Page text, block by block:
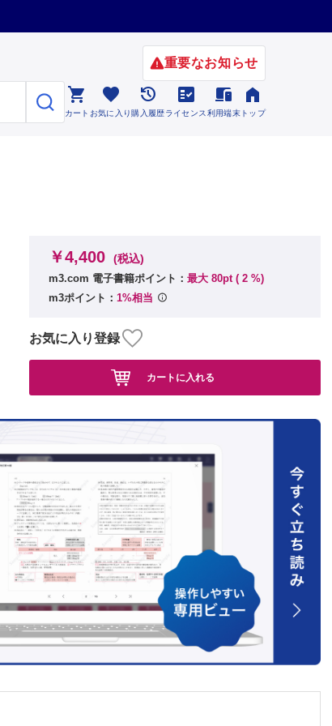
重要なお知らせ

カート

お気に入り

購入履歴

ライセンス

利用端末

トップ
￥4,400 (税込)
m3.com 電子書籍ポイント： 最大 80pt ( 2 %)
m3ポイント： 1%相当
お気に入り登録
カートに入れる